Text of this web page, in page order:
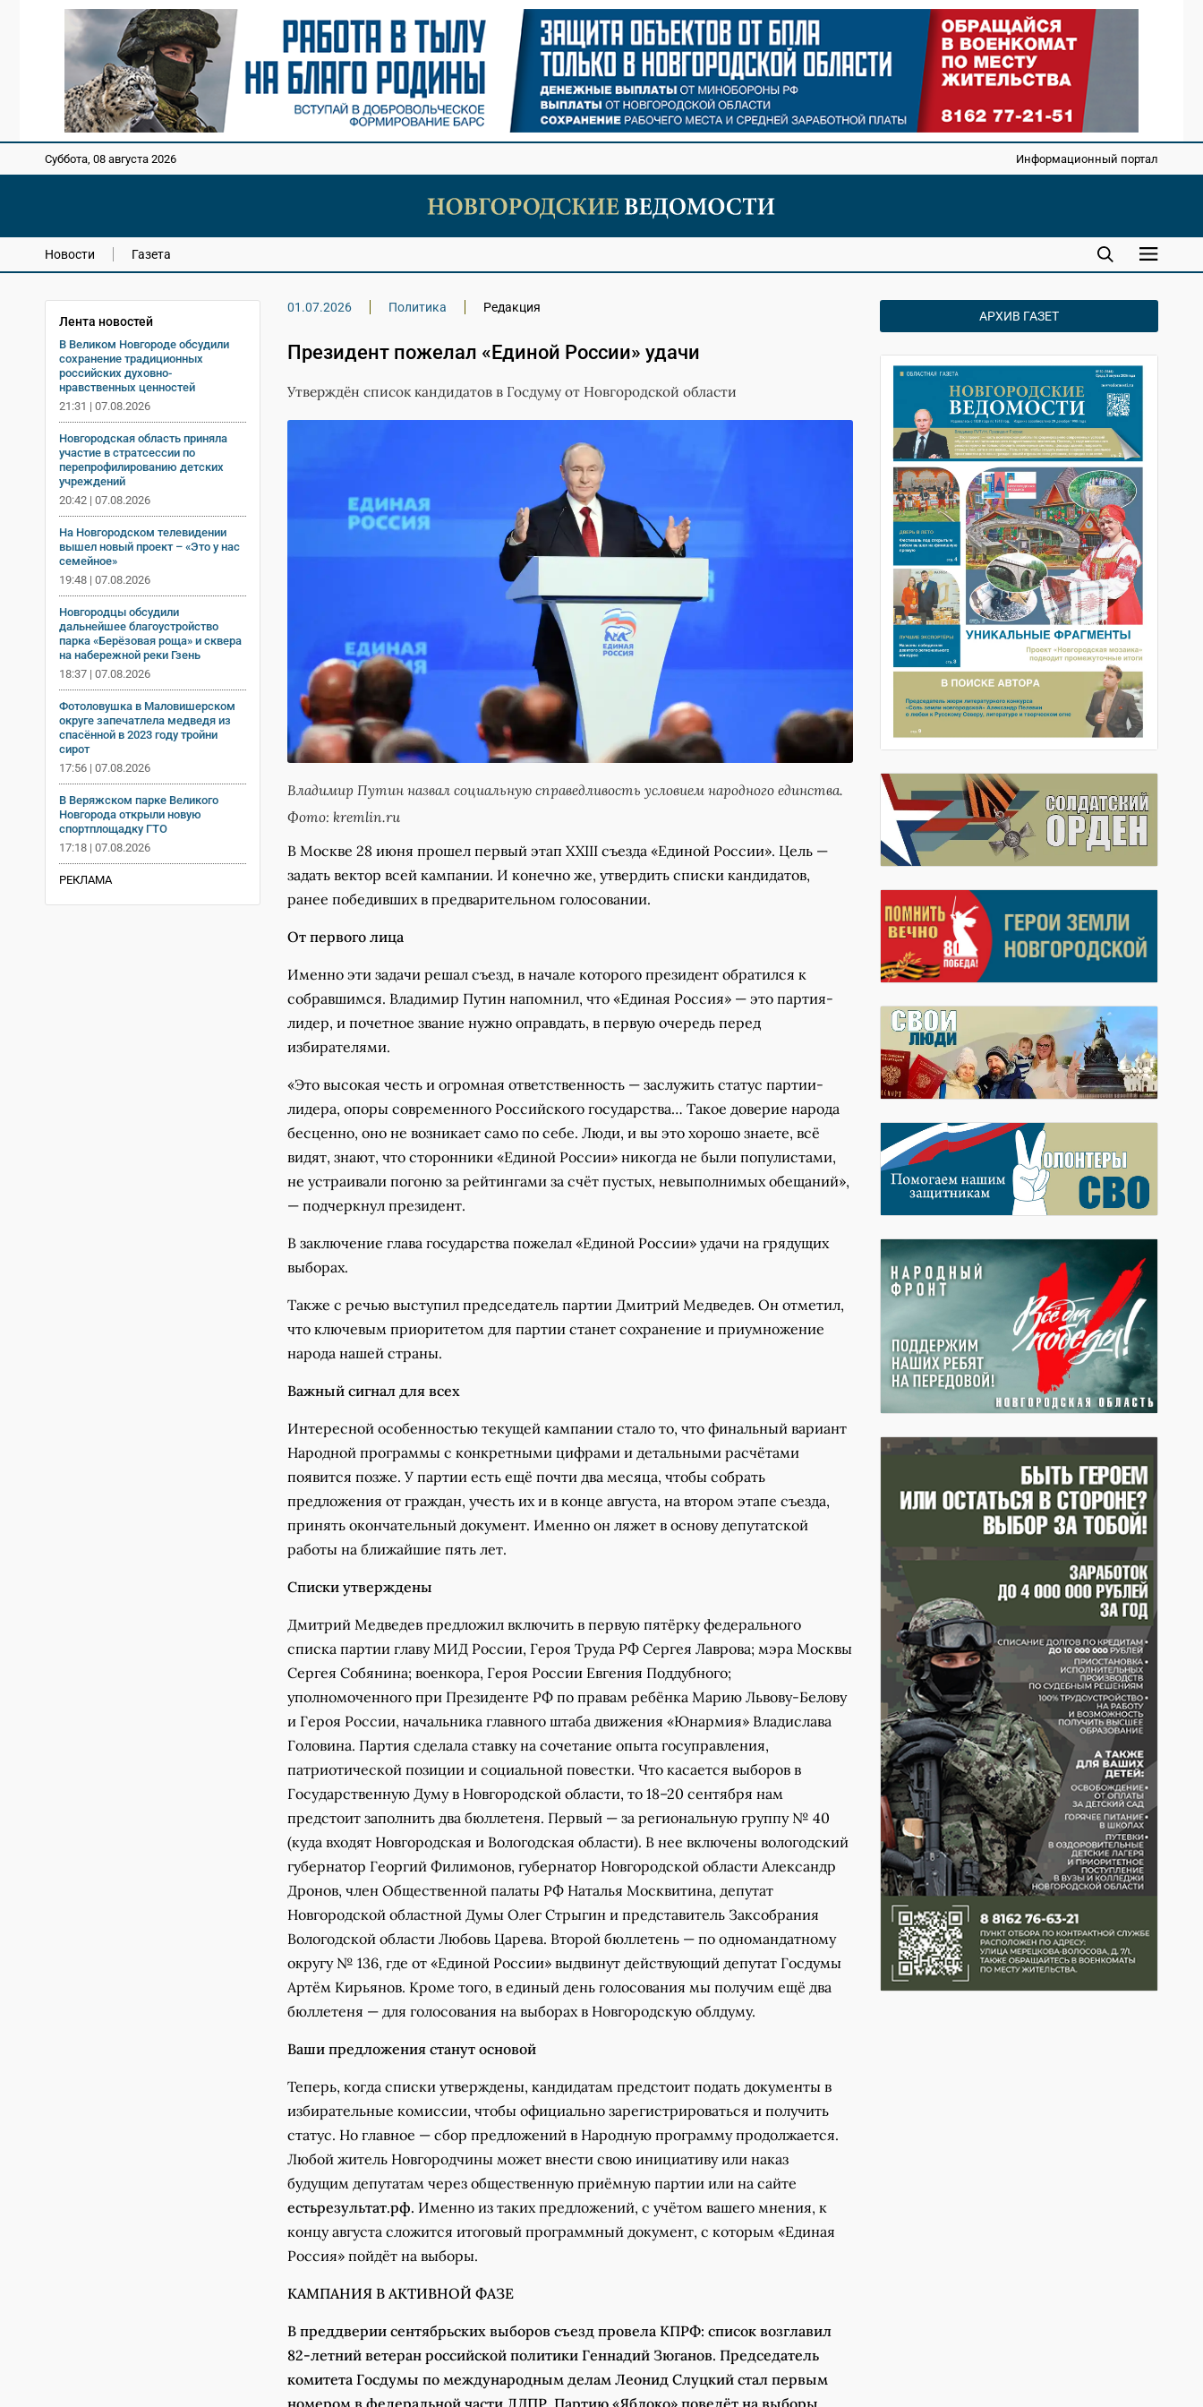
Суббота, 08 августа 2026 Информационный портал
Новости Газета
Лента новостей
В Великом Новгороде обсудили
сохранение традиционных
российских духовно-
нравственных ценностей
21:31 | 07.08.2026
Новгородская область приняла
участие в стратсессии по
перепрофилированию детских
учреждений
20:42 | 07.08.2026
На Новгородском телевидении
вышел новый проект – «Это у нас
семейное»
19:48 | 07.08.2026
Новгородцы обсудили
дальнейшее благоустройство
парка «Берёзовая роща» и сквера
на набережной реки Гзень
18:37 | 07.08.2026
Фотоловушка в Маловишерском
округе запечатлела медведя из
спасённой в 2023 году тройни
сирот
17:56 | 07.08.2026
В Веряжском парке Великого
Новгорода открыли новую
спортплощадку ГТО
17:18 | 07.08.2026
РЕКЛАМА
01.07.2026 Политика Редакция
Президент пожелал «Единой России» удачи
Утверждён список кандидатов в Госдуму от Новгородской области
Владимир Путин назвал социальную справедливость условием народного единства.
Фото: kremlin.ru
В Москве 28 июня прошел первый этап XXIII съезда «Единой России». Цель —
задать вектор всей кампании. И конечно же, утвердить списки кандидатов,
ранее победивших в предварительном голосовании.
От первого лица
Именно эти задачи решал съезд, в начале которого президент обратился к
собравшимся. Владимир Путин напомнил, что «Единая Россия» — это партия-
лидер, и почетное звание нужно оправдать, в первую очередь перед
избирателями.
«Это высокая честь и огромная ответственность — заслужить статус партии-
лидера, опоры современного Российского государства… Такое доверие народа
бесценно, оно не возникает само по себе. Люди, и вы это хорошо знаете, всё
видят, знают, что сторонники «Единой России» никогда не были популистами,
не устраивали погоню за рейтингами за счёт пустых, невыполнимых обещаний»,
— подчеркнул президент.
В заключение глава государства пожелал «Единой России» удачи на грядущих
выборах.
Также с речью выступил председатель партии Дмитрий Медведев. Он отметил,
что ключевым приоритетом для партии станет сохранение и приумножение
народа нашей страны.
Важный сигнал для всех
Интересной особенностью текущей кампании стало то, что финальный вариант
Народной программы с конкретными цифрами и детальными расчётами
появится позже. У партии есть ещё почти два месяца, чтобы собрать
предложения от граждан, учесть их и в конце августа, на втором этапе съезда,
принять окончательный документ. Именно он ляжет в основу депутатской
работы на ближайшие пять лет.
Списки утверждены
Дмитрий Медведев предложил включить в первую пятёрку федерального
списка партии главу МИД России, Героя Труда РФ Сергея Лаврова; мэра Москвы
Сергея Собянина; военкора, Героя России Евгения Поддубного;
уполномоченного при Президенте РФ по правам ребёнка Марию Львову-Белову
и Героя России, начальника главного штаба движения «Юнармия» Владислава
Головина. Партия сделала ставку на сочетание опыта госуправления,
патриотической позиции и социальной повестки. Что касается выборов в
Государственную Думу в Новгородской области, то 18–20 сентября нам
предстоит заполнить два бюллетеня. Первый — за региональную группу № 40
(куда входят Новгородская и Вологодская области). В нее включены вологодский
губернатор Георгий Филимонов, губернатор Новгородской области Александр
Дронов, член Общественной палаты РФ Наталья Москвитина, депутат
Новгородской областной Думы Олег Стрыгин и представитель Заксобрания
Вологодской области Любовь Царева. Второй бюллетень — по одномандатному
округу № 136, где от «Единой России» выдвинут действующий депутат Госдумы
Артём Кирьянов. Кроме того, в единый день голосования мы получим ещё два
бюллетеня — для голосования на выборах в Новгородскую облдуму.
Ваши предложения станут основой
Теперь, когда списки утверждены, кандидатам предстоит подать документы в
избирательные комиссии, чтобы официально зарегистрироваться и получить
статус. Но главное — сбор предложений в Народную программу продолжается.
Любой житель Новгородчины может внести свою инициативу или наказ
будущим депутатам через общественную приёмную партии или на сайте
естьрезультат.рф. Именно из таких предложений, с учётом вашего мнения, к
концу августа сложится итоговый программный документ, с которым «Единая
Россия» пойдёт на выборы.
КАМПАНИЯ В АКТИВНОЙ ФАЗЕ
В преддверии сентябрьских выборов съезд провела КПРФ: список возглавил
82-летний ветеран российской политики Геннадий Зюганов. Председатель
комитета Госдумы по международным делам Леонид Слуцкий стал первым
номером в федеральной части ЛДПР. Партию «Яблоко» поведёт на выборы
АРХИВ ГАЗЕТ